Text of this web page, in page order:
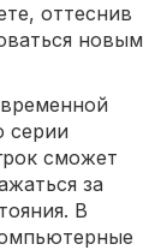
оттеснив
новым
серии
сможет
за
В